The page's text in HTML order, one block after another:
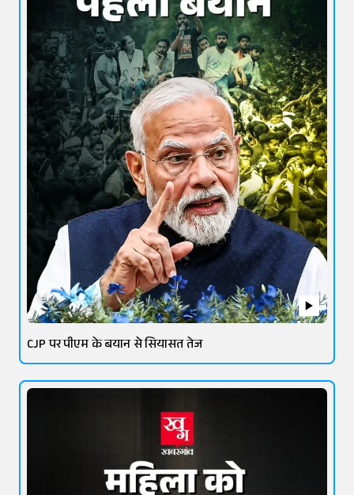
CJP पर पीएम के बयान से सियासत तेज